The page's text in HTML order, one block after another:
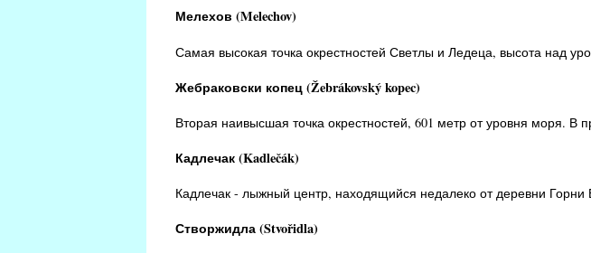
Мелехов (Melechov)
Самая высокая точка окрестностей Светлы и Ледеца, высота над
Жебраковски копец (Žebrákovský kopec)
Вторая наивысшая точка окрестностей, 601 метр от уровня моря.
Кадлечак (Kadlečák)
Кадлечак - лыжный центр, находящийся недалеко от деревни Горни
Створжидла (Stvořidla)